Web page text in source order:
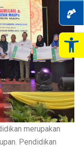
merupakan
Pendidikan